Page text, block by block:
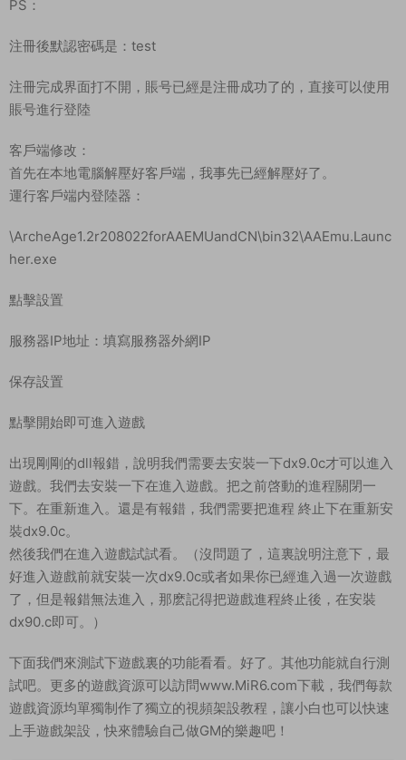
PS：
注冊後默認密碼是：test
注冊完成界面打不開，賬号已經是注冊成功了的，直接可以使用
賬号進行登陸
客戶端修改：
首先在本地電腦解壓好客戶端，我事先已經解壓好了。
運行客戶端内登陸器：
\ArcheAge1.2r208022forAAEMUandCN\bin32\AAEmu.Launc
her.exe
點擊設置
服務器IP地址：填寫服務器外網IP
保存設置
點擊開始即可進入遊戲
出現剛剛的dll報錯，說明我們需要去安裝一下dx9.0c才可以進入
遊戲。我們去安裝一下在進入遊戲。把之前啓動的進程關閉一
下。在重新進入。還是有報錯，我們需要把進程 終止下在重新安
裝dx9.0c。
然後我們在進入遊戲試試看。（沒問題了，這裏說明注意下，最
好進入遊戲前就安裝一次dx9.0c或者如果你已經進入過一次遊戲
了，但是報錯無法進入，那麽記得把遊戲進程終止後，在安裝
dx90.c即可。）
下面我們來測試下遊戲裏的功能看看。好了。其他功能就自行測
試吧。更多的遊戲資源可以訪問www.MiR6.com下載，我們每款
遊戲資源均單獨制作了獨立的視頻架設教程，讓小白也可以快速
上手遊戲架設，快來體驗自己做GM的樂趣吧！